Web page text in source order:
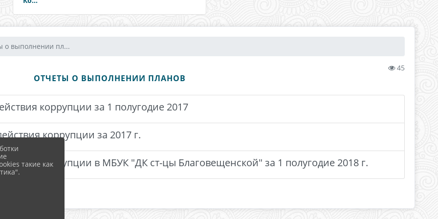
о выполнении пл...
45
ОТЧЕТЫ О ВЫПОЛНЕНИИ ПЛАНОВ
коррупции за 1 полугодие 2017
коррупции за 2017 г.
коррупции в МБУК "ДК ст-цы Благовещенской" за 1 полугодие 2018 г.
такие как